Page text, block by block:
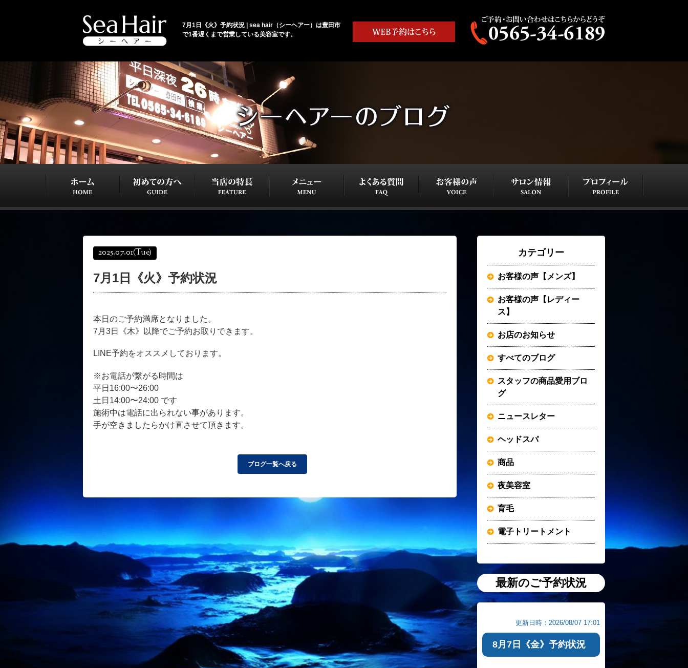
7月1日《火》予約状況 | sea hair（シーヘアー）は豊田市
で1番遅くまで営業している美容室です。
2025.07.01(Tue)
7月1日《火》予約状況
本日のご予約満席となりました。
7月3日《木》以降でご予約お取りできます。
LINE予約をオススメしております。
※お電話が繋がる時間は
平日16:00〜26:00
土日14:00〜24:00 です
施術中は電話に出られない事があります。
手が空きましたらかけ直させて頂きます。
ブログ一覧へ戻る
カテゴリー
お客様の声【メンズ】
お客様の声【レディー
ス】
お店のお知らせ
すべてのブログ
スタッフの商品愛用ブロ
グ
ニュースレター
ヘッドスパ
商品
夜美容室
育毛
電子トリートメント
最新のご予約状況
更新日時：2026/08/07 17:01
8月7日《金》予約状況